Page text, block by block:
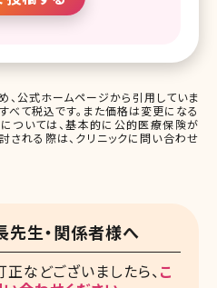
、公式ホームページから引用していま
べて税込です。また価格は変更になる
ついては、基本的に公的医療保険が
される際は、クリニックに問い合わせ
先生・関係者様へ
などございましたら、こ